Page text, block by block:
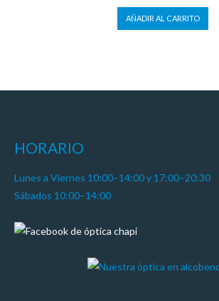
AÑADIR AL CARRITO
HORARIO
Lunes a Viernes 10:00–14:00 y 17:00–20:30
Sábados 10:00–14:00